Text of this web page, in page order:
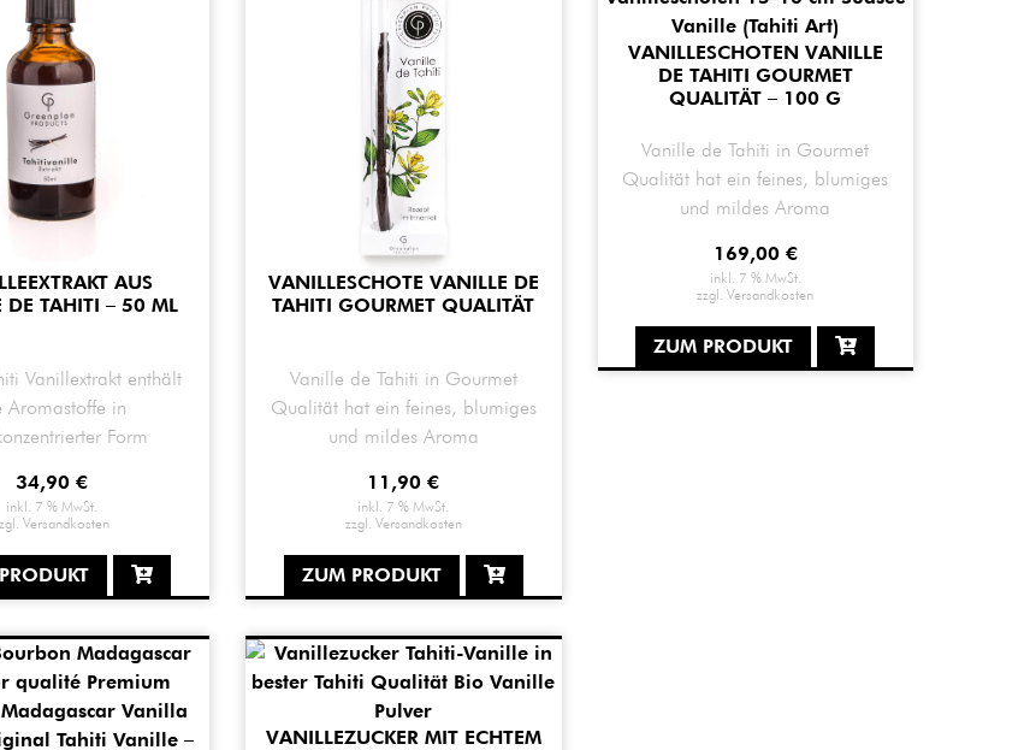
AUS
DE TAHITI – 50 ML
Vanillextrakt enthält
Aromastoffe in
Form
34,90 €
inkl. 7 % MwSt.
Versandkosten
VANILLESCHOTE VANILLE DE
TAHITI GOURMET QUALITÄT
Vanille de Tahiti in Gourmet
Qualität hat ein feines, blumiges
und mildes Aroma
11,90€
inkl. 7 % MwSt.
zzgl. Versandkosten
ZUM PRODUKT
VANILLESCHOTEN VANILLE
DE TAHITI GOURMET
QUALITÄT – 100 G
Vanille de Tahiti in Gourmet
Qualität hat ein feines, blumiges
und mildes Aroma
169,00 €
inkl. 7 % MwSt.
zzgl.Versandkosten
ZUM PRODUKT
VANILLEZUCKER MIT ECHTEM